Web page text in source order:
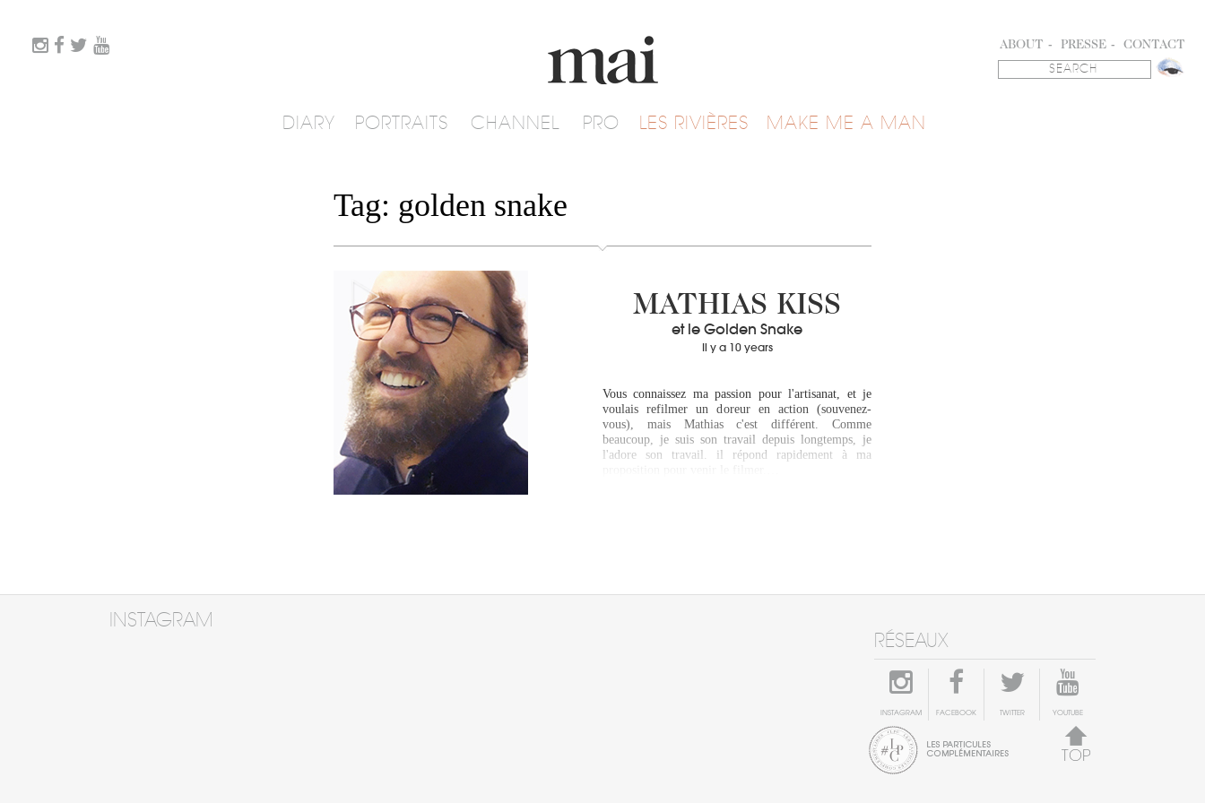
DIARY PORTRAITS CHANNEL PRO LES RIVIÈRES MAKE ME A MAN
ABOUT PRESSE CONTACT
Tag: golden snake
MATHIAS KISS
et le Golden Snake
Il y a 10 years
Vous connaissez ma passion pour l'artisanat, et je
voulais refilmer un doreur en action (souvenez-
vous), mais Mathias c'est différent. Comme
beaucoup, je suis son travail depuis longtemps, je
l'adore son travail. il répond rapidement à ma
INSTAGRAM
RÉSEAUX
INSTAGRAM FACEBOOK TWITTER YOUTUBE